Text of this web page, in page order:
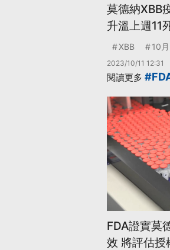
莫德納XBB
升溫上週11
XBB 10月
2023/10/11 12:31
閱讀更多
FDA證實莫
效 將評估授